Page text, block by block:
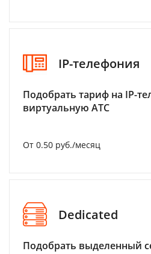
IP-телефония
Подобрать тариф на IP-
виртуальную АТС
От 0.50 руб./месяц
Dedicated
Подобрать выделенный